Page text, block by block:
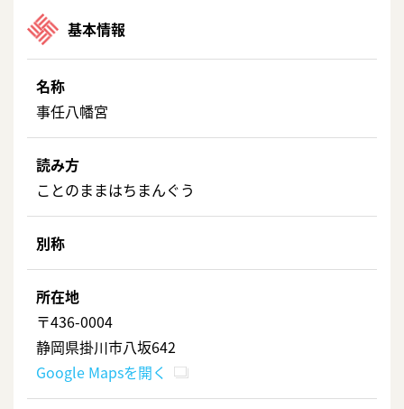
基本情報
名称
事任八幡宮
読み方
ことのままはちまんぐう
別称
所在地
〒436-0004
静岡県掛川市八坂642
Google Mapsを開く